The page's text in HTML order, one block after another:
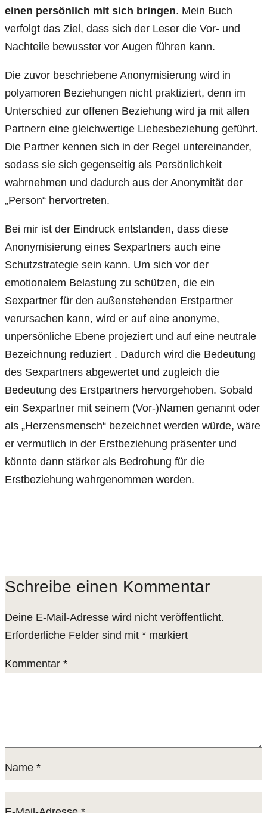
einen persönlich mit sich bringen. Mein Buch
verfolgt das Ziel, dass sich der Leser die Vor- und
Nachteile bewusster vor Augen führen kann.
Die zuvor beschriebene Anonymisierung wird in
polyamoren Beziehungen nicht praktiziert, denn im
Unterschied zur offenen Beziehung wird ja mit allen
Partnern eine gleichwertige Liebesbeziehung geführt.
Die Partner kennen sich in der Regel untereinander,
sodass sie sich gegenseitig als Persönlichkeit
wahrnehmen und dadurch aus der Anonymität der
„Person“ hervortreten.
Bei mir ist der Eindruck entstanden, dass diese
Anonymisierung eines Sexpartners auch eine
Schutzstrategie sein kann. Um sich vor der
emotionalem Belastung zu schützen, die ein
Sexpartner für den außenstehenden Erstpartner
verursachen kann, wird er auf eine anonyme,
unpersönliche Ebene projeziert und auf eine neutrale
Bezeichnung reduziert . Dadurch wird die Bedeutung
des Sexpartners abgewertet und zugleich die
Bedeutung des Erstpartners hervorgehoben. Sobald
ein Sexpartner mit seinem (Vor-)Namen genannt oder
als „Herzensmensch“ bezeichnet werden würde, wäre
er vermutlich in der Erstbeziehung präsenter und
könnte dann stärker als Bedrohung für die
Erstbeziehung wahrgenommen werden.
Schreibe einen Kommentar
Deine E-Mail-Adresse wird nicht veröffentlicht.
Erforderliche Felder sind mit * markiert
Kommentar *
Name *